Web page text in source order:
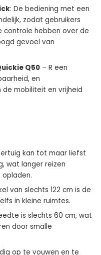
: De bediening met een
zodat gebruikers
controle hebben over de
gevoel van
Q50 – R een
en
mobiliteit en vrijheid
kan tot maar liefst
wat langer reizen
van slechts 122 cm is de
in kleine ruimtes.
is slechts 60 cm, wat
door smalle
op te vouwen en te